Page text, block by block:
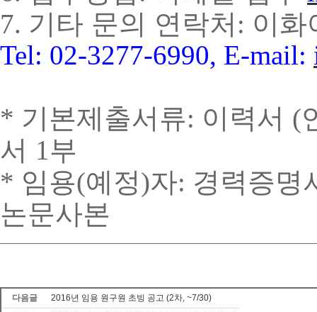
7. 기타 문의 연락처 : 이화
Tel: 02-3277-6990, E-mail:
* 기본제출서류: 이력서 (
서 1부
* 임용(예정)자: 경력증명
논문사본
다음글
2016년 임용 원구원 초빙 공고 (2차, ~7/30)